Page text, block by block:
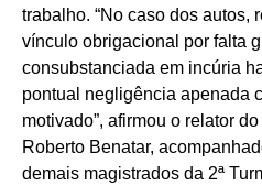
trabalho. “No caso dos autos,
vínculo obrigacional por falta
consubstanciada em incúria
pontual negligência apenada
motivado”, afirmou o relator
Roberto Benatar,
demais magistrados da 2ª